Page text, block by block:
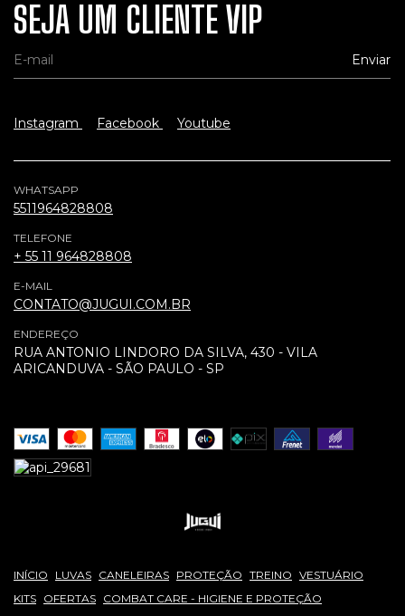
SEJA UM CLIENTE VIP
Instagram Facebook Youtube
WHATSAPP
5511964828808
TELEFONE
+ 55 11 964828808
E-MAIL
CONTATO@JUGUI.COM.BR
ENDEREÇO
RUA ANTONIO LINDORO DA SILVA, 430 - VILA
ARICANDUVA - SÃO PAULO - SP
INÍCIO LUVAS CANELEIRAS PROTEÇÃO TREINO VESTUÁRIO
KITS OFERTAS COMBAT CARE - HIGIENE E PROTEÇÃO